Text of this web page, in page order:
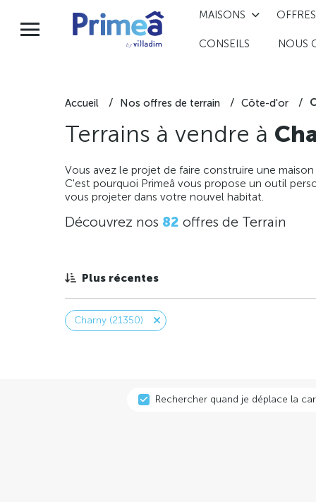
MAISONS OFFRES
CONSEILS NOUS
Accueil Nos offres de terrain Côte-d'or
Terrains à vendre à
Vous avez le projet de faire construire une
C'est pourquoi Primeâ vous propose un outil
vous projeter dans votre nouvel habitat.
Découvrez nos 82 offres de Terrain
Plus récentes
Charny (21350)
Rechercher quand je déplace la